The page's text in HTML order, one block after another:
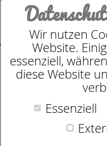
Wir nutzen
Website.
essenziell,
diese Website
Essenziell